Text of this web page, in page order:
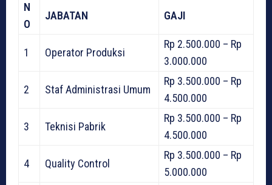
N
O
JABATAN GAJI
1 Operator Produksi
Rp 2.500.000 – Rp
3.000.000
2 Staf Administrasi Umum
Rp 3.500.000 – Rp
4.500.000
3 Teknisi Pabrik
Rp 3.500.000 – Rp
4.500.000
4 Quality Control
Rp 3.500.000 – Rp
5.000.000